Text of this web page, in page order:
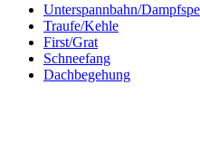
Unterspannbahn/
Traufe/Kehle
First/Grat
Schneefang
Dachbegehung